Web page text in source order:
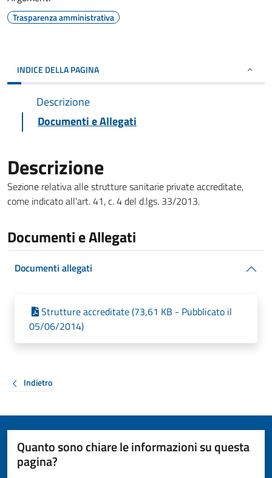
Trasparenza amministrativa
INDICE DELLA PAGINA
Descrizione
Documenti e Allegati
Descrizione
Sezione relativa alle strutture sanitarie private accreditate,
come indicato all'art. 41, c. 4 del d.lgs. 33/2013.
Documenti e Allegati
Documenti allegati
Strutture accreditate (73,61 KB - Pubblicato il
05/06/2014)
Indietro
Quanto sono chiare le informazioni su questa
pagina?